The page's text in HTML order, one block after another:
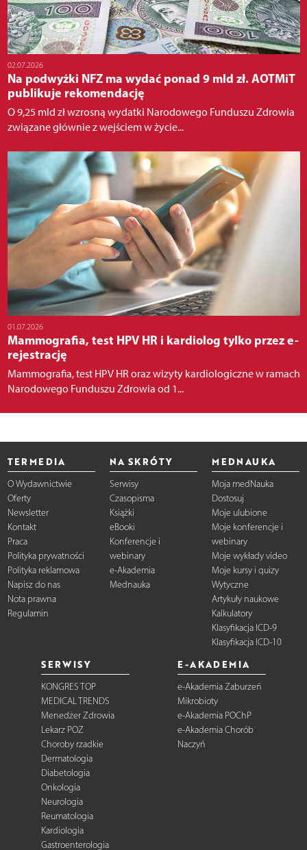
02.07.2026
Na podwyżki NFZ ma wydać ponad 9 mld zł. AOTMiT
publikuje rekomendację
O 9,25 mld zł wzrosną wydatki Narodowego Funduszu Zdrowia
związane głównie z wejściem w życie...
01.07.2026
Mammografia, test HPV HR i kardiolog tylko przez e-
rejestrację
Mammografia, test HPV HR oraz wizyty kardiologiczne w ramach
Narodowego Funduszu Zdrowia od 1...
TERMEDIA
O Wydawnictwie
Oferty
Newsletter
Kontakt
Praca
Polityka prywatności
Polityka reklamowa
Napisz do nas
Nota prawna
Regulamin
NA SKRÓTY
Serwisy
Czasopisma
Książki
eBooki
Konferencje i
webinary
e-Akademia
Mednauka
MEDNAUKA
Moja medNauka
Dostosuj
Moje ulubione
Moje konferencje i
webinary
Moje wykłady video
Moje kursy i quizy
Wytyczne
Artykuły naukowe
Kalkulatory
Klasyfikacja ICD-9
Klasyfikacja ICD-10
SERWISY
KONGRES TOP
MEDICAL TRENDS
Menedżer Zdrowia
Lekarz POZ
Choroby rzadkie
Dermatologia
Diabetologia
Onkologia
Neurologia
Reumatologia
Kardiologia
Gastroenterologia
E-AKADEMIA
e-Akademia Zaburzeń
Mikrobioty
e-Akademia POChP
e-Akademia Chorób
Naczyń